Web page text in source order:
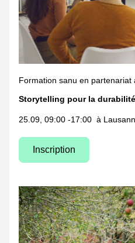
Formation sanu en partenariat
Storytelling pour la durabilité
25.09, 09:00 -17:00  à
Inscription